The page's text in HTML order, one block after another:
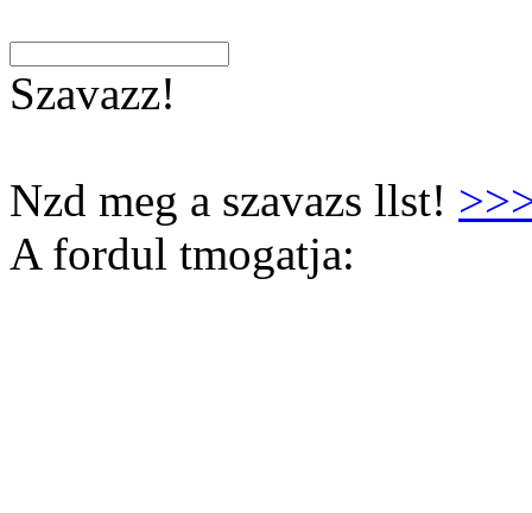
Szavazz!
Nzd meg a szavazs llst!
A fordul tmogatja: